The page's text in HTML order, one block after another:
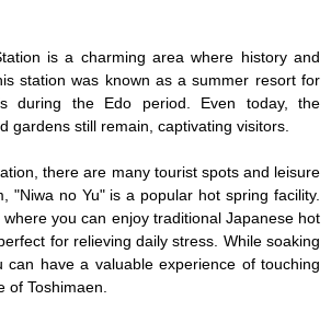
is a charming area where history and
station was known as a summer resort for
during the Edo period. Even today, the
gardens still remain, captivating visitors.
there are many tourist spots and leisure
"Niwa no Yu" is a popular hot spring facility.
where you can enjoy traditional Japanese hot
for relieving daily stress. While soaking
can have a valuable experience of touching
of Toshimaen.